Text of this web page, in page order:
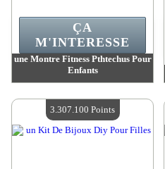
une Montre Fitness Pthtechus Pour
Enfants
Quantité Disponible :4
ÇA
M'INTERESSE
3.307.100 Points